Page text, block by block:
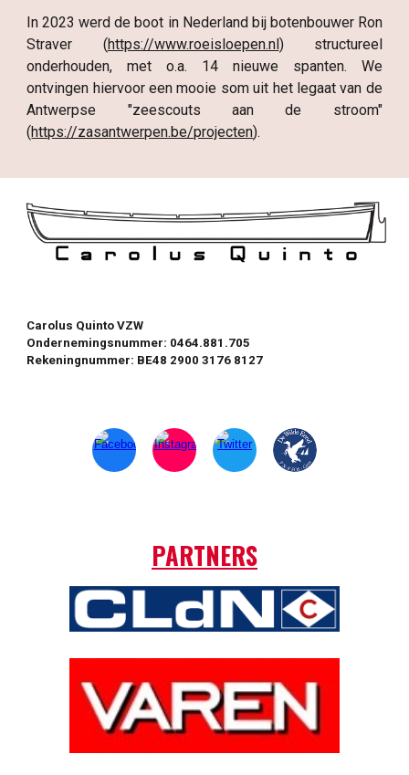
In 2023 werd de boot in Nederland bij botenbouwer Ron
Straver (https://www.roeisloepen.nl) structureel
onderhouden, met o.a. 14 nieuwe spanten. We
ontvingen hiervoor een mooie som uit het legaat van de
Antwerpse "zeescouts aan de stroom"
(https://zasantwerpen.be/projecten).
Carolus Quinto VZW
Ondernemingsnummer: 0464.881.705
Rekeningnummer: BE48 2900 3176 8127
PARTNERS